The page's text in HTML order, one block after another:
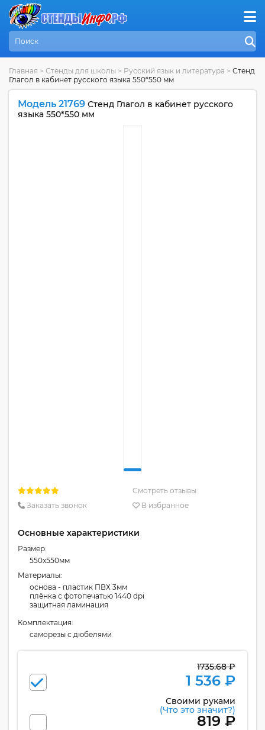
Главная > Стенды для школы > Русский язык и литература > Стенд
Глагол в кабинет русского языка 550*550 мм
Модель 21769 Стенд Глагол в кабинет русского
языка 550*550 мм
Смотреть отзывы
Заказать звонок
В избранное
Основные характеристики
Размер:
550x550мм
Материалы:
основа - пластик ПВХ 3мм
плёнка с фотопечатью 1440 dpi
защитная ламинация
Комплектация:
cаморезы с дюбелями
1735.68 ₽
1 536 ₽
Своими руками
(Что это значит?)
819 ₽